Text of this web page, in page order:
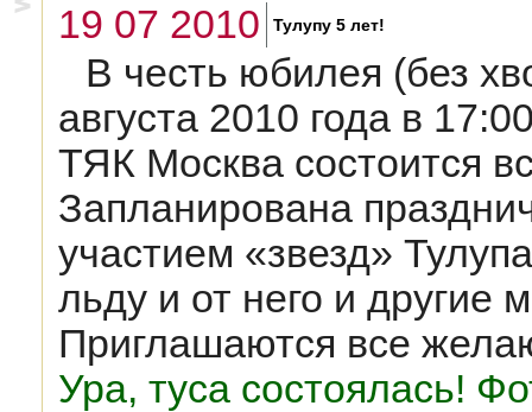
19 07 2010
Тулупу 5 лет!
В честь юбилея (без
августа 2010 года в
ТЯК Москва состоится
Запланирована
участием «звезд»
льду и от него и другие
Приглашаются все
Ура, туса состоялась!